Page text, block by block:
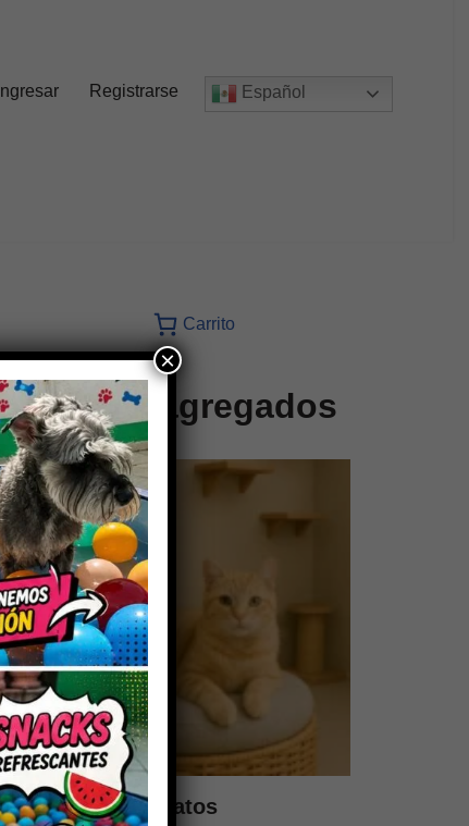
Ingresar Registrarse Español
Carrito
Recien agregados
Pensión de Gatos
×